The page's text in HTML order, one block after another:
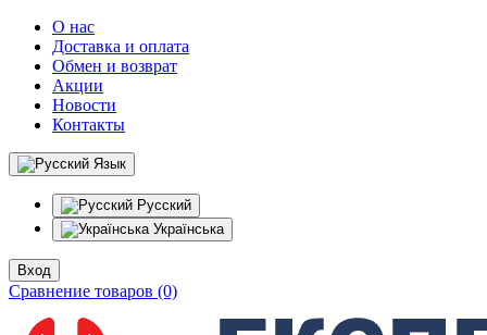
О нас
Доставка и оплата
Обмен и возврат
Акции
Новости
Контакты
Язык
Русский
Українська
Вход
Сравнение товаров (0)